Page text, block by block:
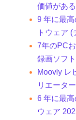
価値があ
9 年に最
トウェア
7年のPC
録画ソフ
Moovly レ
リエータ
6 年に最
ウェア